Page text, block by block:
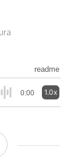
readme
0:00 1.0x